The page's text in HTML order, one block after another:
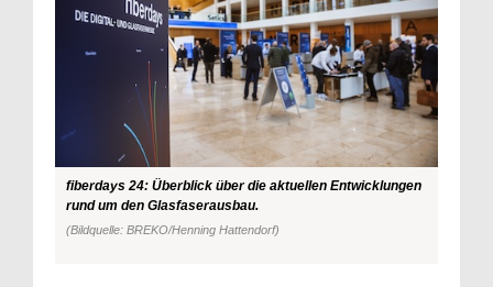
fiberdays 24: Überblick über die aktuellen Entwicklungen
rund um den Glasfaserausbau.
(Bildquelle: BREKO/Henning Hattendorf)